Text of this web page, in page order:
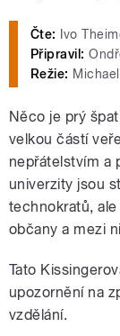
Čte:
Ivo
Připravil:
Režie:
Něco je prý
velkou částí
nepřátelstvím a
univerzity jsou
technokratů,
občany a mezi
Tato
upozornění na
vzdělání.